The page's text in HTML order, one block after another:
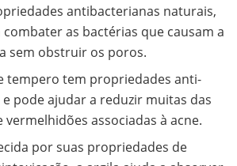
antibacterianas naturais,
combater as bactérias que causam a
sem obstruir os poros.
tempero tem propriedades anti-
pode ajudar a reduzir muitas das
vermelhidões associadas à acne.
por suas propriedades de